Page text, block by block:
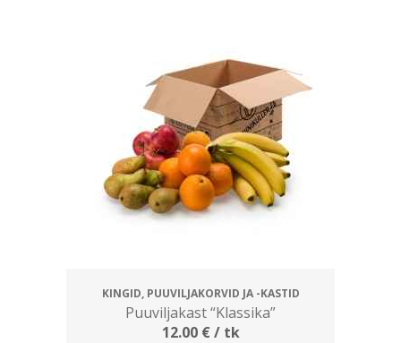
KINGID, PUUVILJAKORVID JA -KASTID
Puuviljakast “Klassika”
12.00 €/ tk